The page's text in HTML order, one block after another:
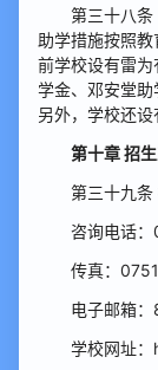
第三十八
助学措施按照
前学校设有雷
学金、邓安堂助
另外，学校还设
第十章 招
第三十九
咨询电话
传真：
电子邮箱
学校网址